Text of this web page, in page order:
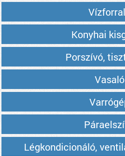
Konyhai
Porszívó,
Vasaló
Légkondicionáló,